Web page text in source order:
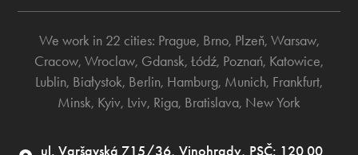
We work in 22 cities: Prague, Brno, Plzeň, Warsaw,
Cracow, Wroclaw, Gdansk, Łódź, Poznań, Katowice,
Lublin, Białystok, Berlin, Hamburg, Munich, Frankfurt,
Minsk, Kyiv, Lviv, Riga, Bratislava, New York
ul. Varšavská 715/36, Vinohrady, PSČ: 120 00